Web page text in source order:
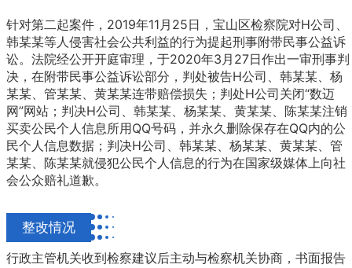
针对第二起案件，2019年11月25日，宝山区检察院对H公司、
韩某某等人侵害社会公共利益的行为提起刑事附带民事公益诉
讼。法院经公开开庭审理，于2020年3月27日作出一审刑事判
决，在附带民事公益诉讼部分，判处被告H公司、韩某某、杨
某某、管某某、黄某某连带赔偿损失；判处H公司关闭“数迈
网”网站；判决H公司、韩某某、杨某某、黄某某、陈某某注销
买卖公民个人信息所用QQ号码，并永久删除保存在QQ内的公
民个人信息数据；判决H公司、韩某某、杨某某、黄某某、管
某某、陈某某就侵犯公民个人信息的行为在国家级媒体上向社
会公众赔礼道歉。
整改情况
行政主管机关收到检察建议后主动与检察机关协商，书面报告